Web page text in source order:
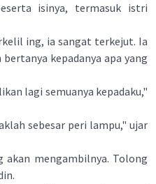
isinya, termasuk istri
ing, ia sangat terkejut. Ia
kepadanya apa yang
lagi semuanya kepadaku,"
sebesar peri lampu," ujar
mengambilnya. Tolong